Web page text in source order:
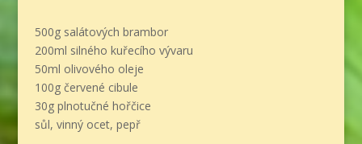
500g salátových brambor
200ml silného kuřecího vývaru
50ml olivového oleje
100g červené cibule
30g plnotučné hořčice
sůl, vinný ocet, pepř